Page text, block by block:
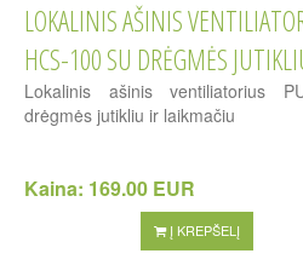
LOKALINIS AŠINIS
HCS-100 SU DRĖGMĖS
Lokalinis ašinis ventiliatorius
drėgmės jutikliu ir laikmačiu
Kaina: 169.00 EUR
Į KREPŠELĮ